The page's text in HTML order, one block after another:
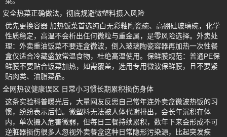
安全热菜正确做法，彻底规避微塑料摄入风险
优先更换容器 加热饭菜首选纯白无彩釉陶瓷碗、高硼硅玻璃碗，化学
性质稳定，高温不会析出任何微粒与重金属，是零风险选择。外卖处
理：外卖重油饭菜不要连盒微波，倒入玻璃陶瓷容器再加热一次性餐
盒仅适合冷藏盛放常温食物，杜绝高温使用。保鲜膜规范：普通PE保
鲜膜不要贴合饭菜加热，如需覆盖，选用专用微波保鲜膜，且不要紧
贴肉类、油脂菜品。
全网热议健康误区 日常小习惯长期累积损伤身体
这条实验科普曝光后，大量网友反思自己常年连外卖盒微波热饭的习
惯，纷纷表示后怕。微塑料无法被人体代谢排出，会长年沉积在体
内，单次摄入危害微弱，但每日三餐持续累积，数年下来会形成不可
逆脏器损伤很多人忽视外卖餐盒这种日常隐形污染源，比起突发疾